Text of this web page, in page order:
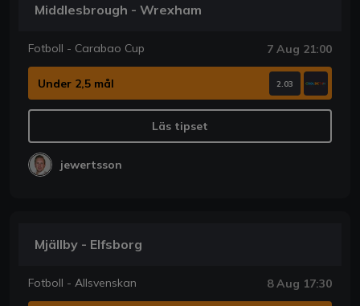
Middlesbrough - Wrexham
Fotboll - Carabao Cup 7 Aug 21:00
Under 2,5 mål 2.03
Läs tipset
jewertsson
Mjällby - Elfsborg
Fotboll - Allsvenskan 8 Aug 17:30